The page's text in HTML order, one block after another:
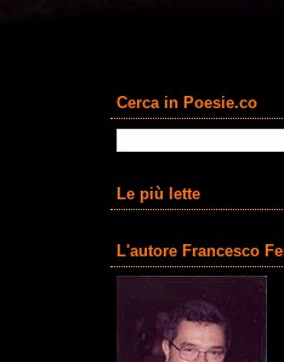
Cerca in Poesie.co
Le più lette
L'autore Francesco